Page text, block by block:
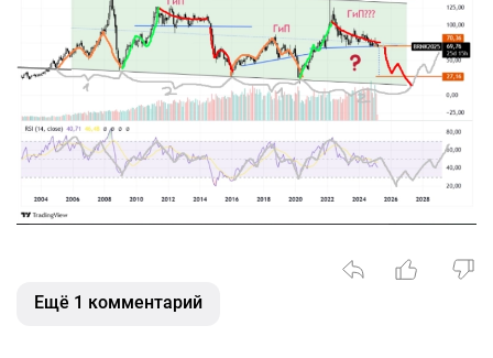
Ещё 1 комментарий